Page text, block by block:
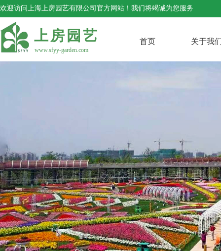
欢迎访问上海上房园艺有限公司官方网站！我们将竭诚为您服务
首页 关于我
上房园艺
www.sfyy-garden.com